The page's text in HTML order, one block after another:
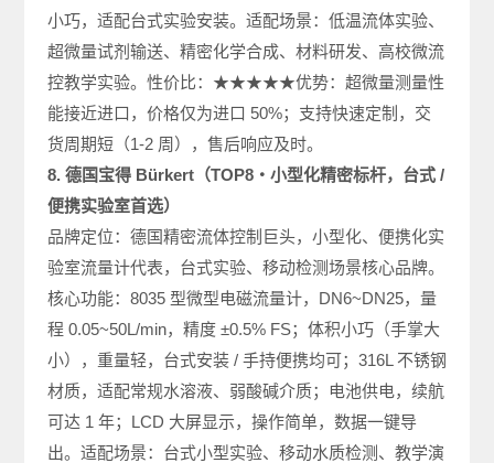
小巧，适配台式实验安装。适配场景：低温流体实验、
超微量试剂输送、精密化学合成、材料研发、高校微流
控教学实验。性价比：★★★★★优势：超微量测量性
能接近进口，价格仅为进口 50%；支持快速定制，交
货周期短（1-2 周），售后响应及时。
8. 德国宝得 Bürkert（TOP8・小型化精密标杆，台式 /
便携实验室首选）
品牌定位：德国精密流体控制巨头，小型化、便携化实
验室流量计代表，台式实验、移动检测场景核心品牌。
核心功能：8035 型微型电磁流量计，DN6~DN25，量
程 0.05~50L/min，精度 ±0.5% FS；体积小巧（手掌大
小），重量轻，台式安装 / 手持便携均可；316L 不锈钢
材质，适配常规水溶液、弱酸碱介质；电池供电，续航
可达 1 年；LCD 大屏显示，操作简单，数据一键导
出。适配场景：台式小型实验、移动水质检测、教学演